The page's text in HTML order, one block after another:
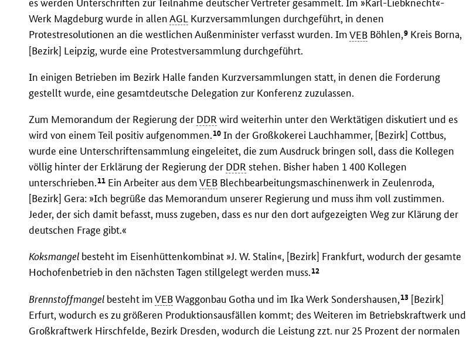
es werden Unterschriften zur Teilnahme deutscher Vertreter gesammelt. Im »Karl-Liebknecht«-
Werk Magdeburg wurde in allenAGL Kurzversammlungen durchgeführt, in denen
Protestresolutionen an die westlichen Außenminister verfasst wurden. ImVEB Böhlen,9 Kreis Borna,
[Bezirk] Leipzig, wurde eine Protestversammlung durchgeführt.
In einigen Betrieben im Bezirk Halle fanden Kurzversammlungen statt, in denen die Forderung
gestellt wurde, eine gesamtdeutsche Delegation zur Konferenz zuzulassen.
Zum Memorandum der Regierung der DDR wird weiterhin unter den Werktätigen diskutiert und es
wird von einem Teil positiv aufgenommen.10 In der Großkokerei Lauchhammer, [Bezirk] Cottbus,
wurde eine Unterschriftensammlung eingeleitet, die zum Ausdruck bringen soll, dass die Kollegen
völlig hinter der Erklärung der Regierung der DDR stehen. Bisher haben 1 400 Kollegen
unterschrieben.11 Ein Arbeiter aus demVEB Blechbearbeitungsmaschinenwerk in Zeulenroda,
[Bezirk] Gera: »Ich begrüße das Memorandum unserer Regierung und muss ihm voll zustimmen.
Jeder, der sich damit befasst, muss zugeben, dass es nur den dort aufgezeigten Weg zur Klärung der
deutschen Frage gibt.«
Koksmangel besteht im Eisenhüttenkombinat »J. W. Stalin«, [Bezirk] Frankfurt, wodurch der gesamte
Hochofenbetrieb in den nächsten Tagen stillgelegt werden muss.12
Brennstoffmangel besteht imVEBWaggonbau Gotha und im Ika Werk Sondershausen,13 [Bezirk]
Erfurt, wodurch es zu größeren Produktionsausfällen kommt; des Weiteren im Betriebskraftwerk und
Großkraftwerk Hirschfelde, Bezirk Dresden, wodurch die Leistung zzt. nur 25 Prozent der normalen